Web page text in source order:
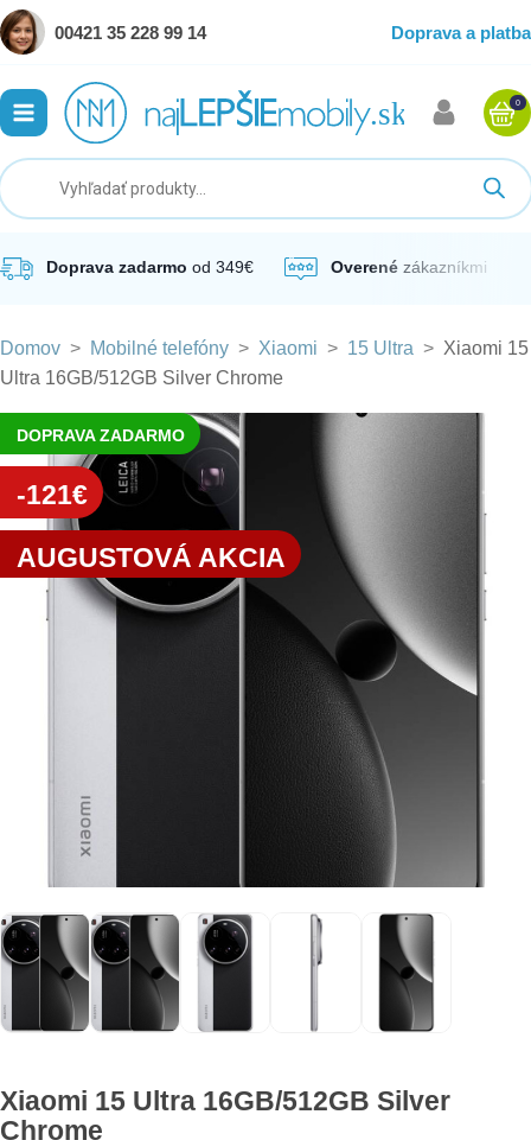
00421 35 228 99 14 Doprava a platba
0
Doprava zadarmo od 349€ Overené zákazníkmi
Domov > Mobilné telefóny > Xiaomi > 15 Ultra > Xiaomi 15
Ultra 16GB/512GB Silver Chrome
DOPRAVA ZADARMO
-121€
AUGUSTOVÁ AKCIA
Xiaomi 15 Ultra 16GB/512GB Silver
Chrome